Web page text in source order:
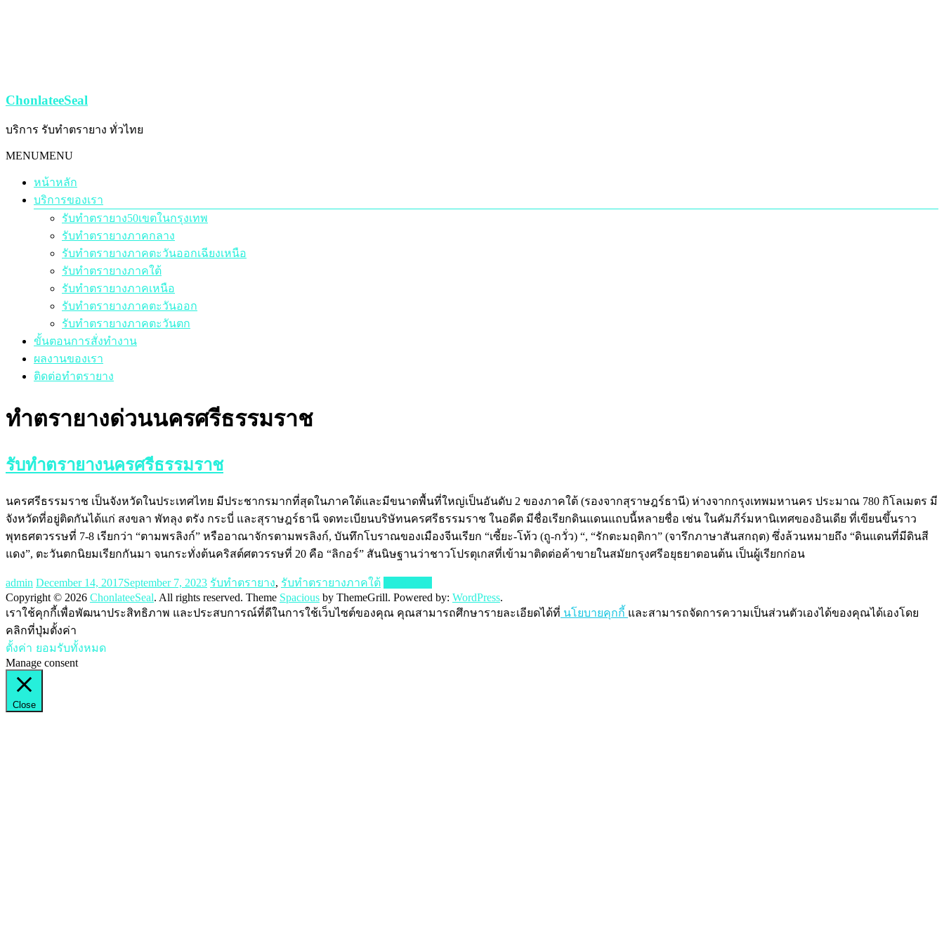
ChonlateeSeal
บริการ รับทำตรายาง ทั่วไทย
Menu
MENUMENU
หน้าหลัก
บริการของเรา
รับทำตรายาง50เขตในกรุงเทพ
รับทำตรายางภาคกลาง
รับทำตรายางภาคตะวันออกเฉียงเหนือ
รับทำตรายางภาคใต้
รับทำตรายางภาคเหนือ
รับทำตรายางภาคตะวันออก
รับทำตรายางภาคตะวันตก
ขั้นตอนการสั่งทำงาน
ผลงานของเรา
ติดต่อทำตรายาง
ทำตรายางด่วนนครศรีธรรมราช
รับทำตรายางนครศรีธรรมราช
นครศรีธรรมราช เป็นจังหวัดในประเทศไทย มีประชากรมากที่สุดในภาคใต้และมีขนาดพื้นที่ใหญ่เป็นอันดับ 2 ของภาคใต้ (รองจากสุราษฎร์ธานี) ห่างจากกรุงเทพมหานคร ประมาณ 780 กิโลเมตร มี
จังหวัดที่อยู่ติดกันได้แก่ สงขลา พัทลุง ตรัง กระบี่ และสุราษฎร์ธานี จดทะเบียนบริษัทนครศรีธรรมราช ในอดีต มีชื่อเรียกดินแดนแถบนี้หลายชื่อ เช่น ในคัมภีร์มหานิเทศของอินเดีย ที่เขียนขึ้นราว
พุทธศตวรรษที่ 7-8 เรียกว่า “ตามพรลิงก์” หรืออาณาจักรตามพรลิงก์, บันทึกโบราณของเมืองจีนเรียก “เซี้ยะ-โท้ว (ถู-กวั่ว) “, “รักตะมฤติกา” (จารึกภาษาสันสกฤต) ซึ่งล้วนหมายถึง “ดินแดนที่มีดินสี
แดง”, ตะวันตกนิยมเรียกกันมา จนกระทั่งต้นคริสต์ศตวรรษที่ 20 คือ “ลิกอร์” สันนิษฐานว่าชาวโปรตุเกสที่เข้ามาติดต่อค้าขายในสมัยกรุงศรีอยุธยาตอนต้น เป็นผู้เรียกก่อน
admin December 14, 2017September 7, 2023 รับทำตรายาง, รับทำตรายางภาคใต้
Copyright © 2026 ChonlateeSeal. All rights reserved. Theme Spacious by ThemeGrill. Powered by: WordPress.
เราใช้คุกกี้เพื่อพัฒนาประสิทธิภาพ และประสบการณ์ที่ดีในการใช้เว็บไซต์ของคุณ คุณสามารถศึกษารายละเอียดได้ที่ นโยบายคุกกี้ และสามารถจัดการความเป็นส่วนตัวเองได้ของคุณได้เองโดย
คลิกที่ปุ่มตั้งค่า
ตั้งค่า ยอมรับทั้งหมด
Manage consent
Close